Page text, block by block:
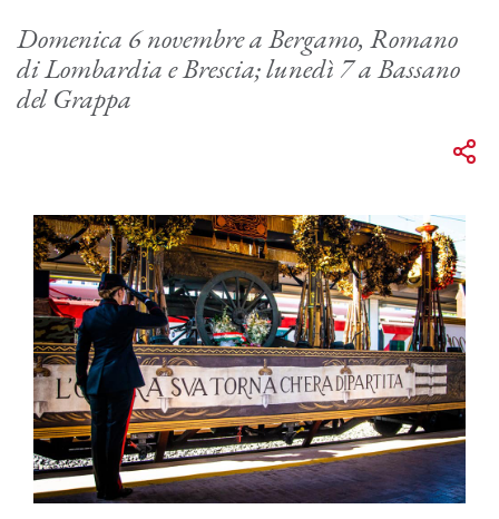
Domenica 6 novembre a Bergamo, Romano
di Lombardia e Brescia; lunedì 7 a Bassano
del Grappa